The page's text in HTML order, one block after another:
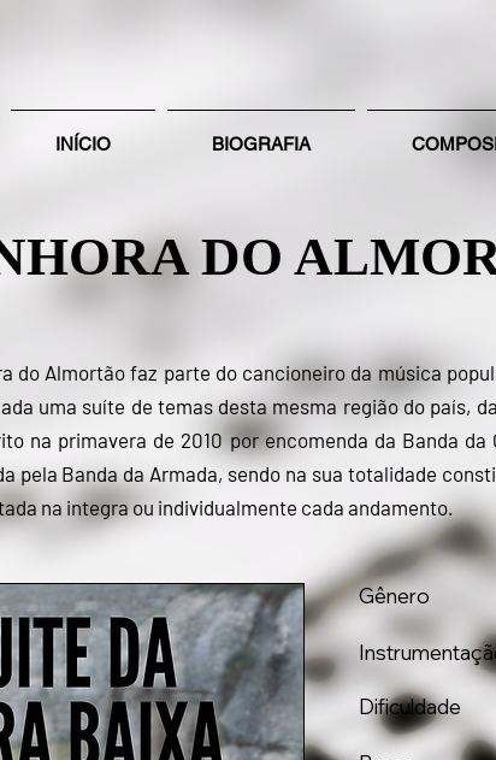
INÍCIO BIOGRAFIA
DO
do Almortão faz parte do cancioneiro da música
uma suíte de temas desta mesma região do país,
na primavera de 2010 por encomenda da Banda da
pela Banda da Armada, sendo na sua totalidade
na integra ou individualmente cada andamento.
Gênero
Dificuldade